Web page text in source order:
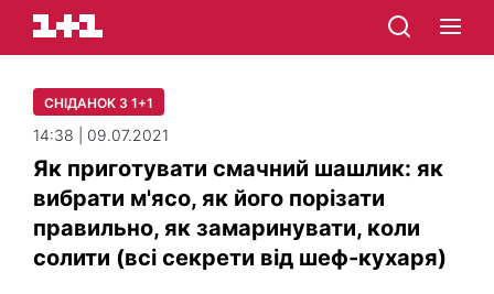
СНІДАНОК З 1+1
14:38 | 09.07.2021
Як приготувати смачний шашлик: як
вибрати м'ясо, як його порізати
правильно, як замаринувати, коли
солити (всі секрети від шеф-кухаря)